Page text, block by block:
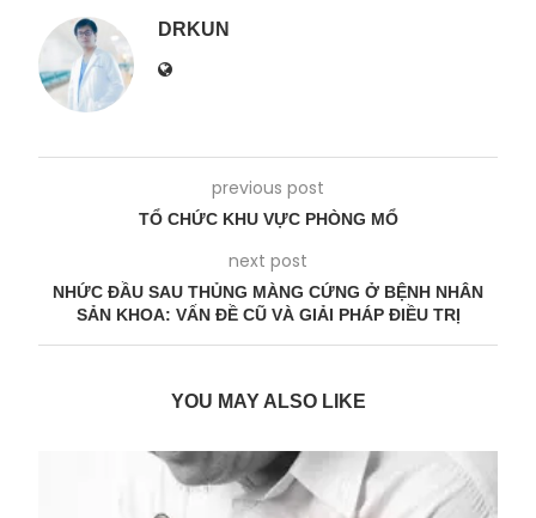
DRKUN
previous post
TỔ CHỨC KHU VỰC PHÒNG MỔ
next post
NHỨC ĐẦU SAU THỦNG MÀNG CỨNG Ở BỆNH NHÂN
SẢN KHOA: VẤN ĐỀ CŨ VÀ GIẢI PHÁP ĐIỀU TRỊ
YOU MAY ALSO LIKE